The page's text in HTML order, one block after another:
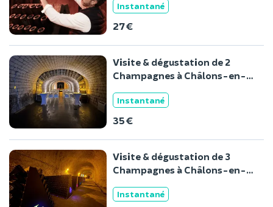
Instantané
27 €
Visite & dégustation de 2
Champagnes à Châlons-en-
Instantané
35 €
Visite & dégustation de 3
Champagnes à Châlons-en-
Instantané